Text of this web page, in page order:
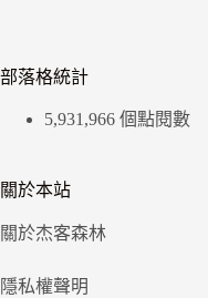
部落格統計
5,931,966 個點閱數
關於本站
關於杰客森林
隱私權聲明